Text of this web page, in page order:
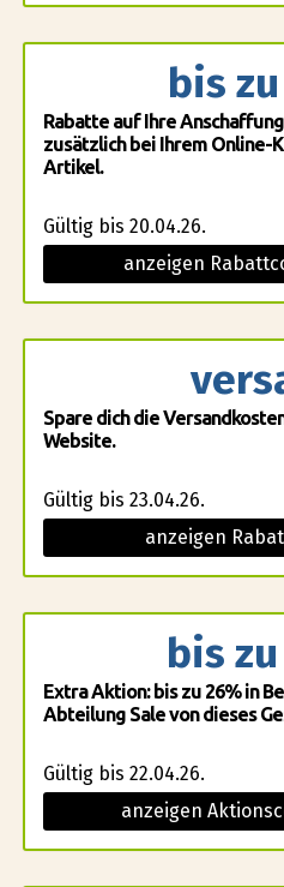
bis
Rabatte auf Ihre
zusätzlich bei Ihrem Online-
Artikel.
Gültig bis 20.04.26.
anzeigen
Spare dich die
Website.
Gültig bis 23.04.26.
anzeigen
bis
Extra Aktion: bis zu 26% in
Abteilung Sale von dieses
Gültig bis 22.04.26.
anzeigen